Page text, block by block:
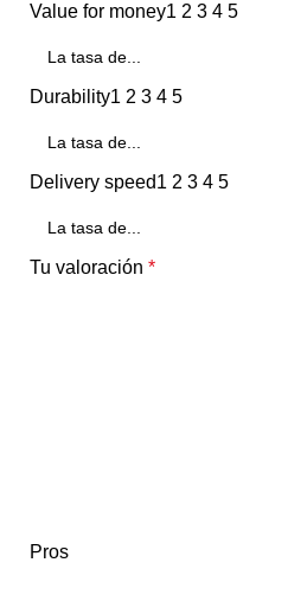
Value for money1 2 3 4 5
Durability1 2 3 4 5
Delivery speed1 2 3 4 5
Tu valoración *
Pros